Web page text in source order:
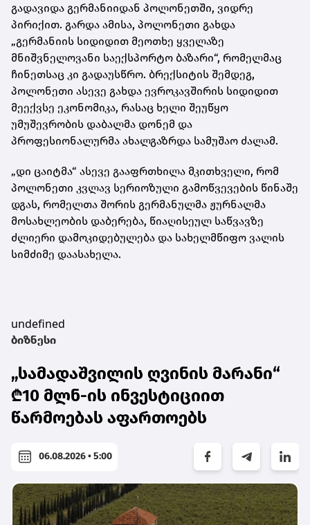
გადავიდა გერმანიიდან პოლონეთში, ვიდრე
პირიქით. გარდა ამისა, პოლონეთი გახდა
„გერმანიის სიდიდით მეოთხე ყველაზე
მნიშვნელოვანი საექსპორტო ბაზარი“, რომელმაც
ჩინეთსაც კი გადაუსწრო. ბრექსიტის შემდეგ,
პოლონეთი ასევე გახდა ევროკავშირის სიდიდით
მეექვსე ეკონომიკა, რასაც ხელი შეუწყო
უმუშევრობის დაბალმა დონემ და
პროფესიონალურმა ახალგაზრდა სამუშაო ძალამ.
„დი ცაიტმა“ ასევე გააფრთხილა მკითხველი, რომ
პოლონეთი კვლავ სერიოზული გამოწვევების წინაშე
დგას, რომელთა შორის გერმანულმა ჟურნალმა
მოსახლეობის დაბერება, წიაღისეულ საწვავზე
ძლიერი დამოკიდებულება და სახელმწიფო ვალის
სიმძიმე დაასახელა.
undefined
ბიზნესი
„სამადაშვილის ღვინის მარანი“
₾10 მლნ-ის ინვესტიციით
წარმოებას აფართოებს
06.08.2026 • 5:00